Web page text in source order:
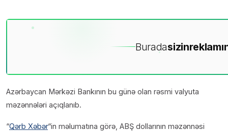
Buradasizin
Azərbaycan Mərkəzi Bankının bu günə olan rəsmi valyuta
məzənnələri açıqlanıb.
“Qərb Xəbər“in məlumatına görə, ABŞ dollarının məzənnəsi